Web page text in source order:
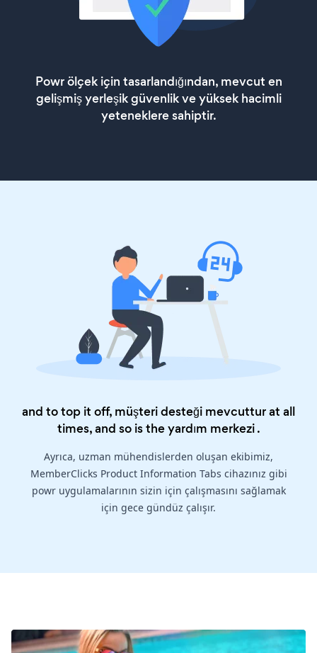
Powr ölçek için tasarlandığından, mevcut en
gelişmiş yerleşik güvenlik ve yüksek hacimli
yeteneklere sahiptir.
and to top it off, müşteri desteği mevcuttur at all
times, and so is theyardım merkezi.
Ayrıca, uzman mühendislerden oluşan ekibimiz,
MemberClicks Product Information Tabs cihazınız gibi
powr uygulamalarının sizin için çalışmasını sağlamak
için gece gündüz çalışır.